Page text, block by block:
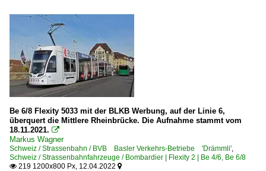
Be 6/8 Flexity 5033 mit der BLKB Werbung, auf der Linie 6,
überquert die Mittlere Rheinbrücke. Die Aufnahme stammt vom
18.11.2021. 
Markus Wagner
Schweiz / Strassenbahn / BVB Basler Verkehrs-Betriebe 'Drämmli',
Schweiz / Strassenbahnfahrzeuge / Bombardier | Flexity 2 | Be 4/6, Be 6/8
 219 1200x800 Px, 12.04.2022 